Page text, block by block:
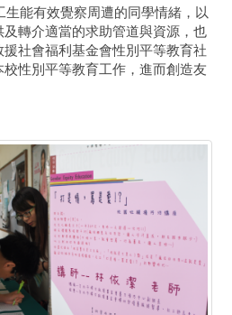
能有效覺察周遭的同學情緒，以
轉介適當的求助管道與資源，也
社會福利基金會性別平等教育社
性別平等教育工作，進而創造友